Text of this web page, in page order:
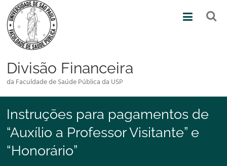
content
Divisão Financeira
da Faculdade de Saúde Pública da USP
Instruções para pagamentos de
“Auxílio a Professor Visitante” e
“Honorário”